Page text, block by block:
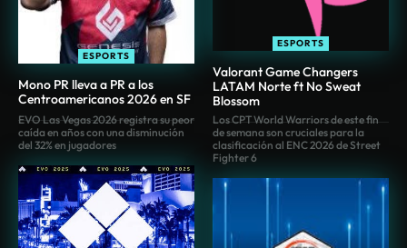
ESPORTS
Mono PR lleva a PR a los
Centroamericanos 2026 en SF
ESPORTS
Valorant Game Changers
LATAM Norte ft No Sweat
Blossom
EVO Las Vegas 2026 registra su peor
caída en años con una disminución
del 32% en jugadores
Los CPT World Warriors de este fin
de semana son cruciales para la
clasificación al ENC 2026 de Street
Fighter 6